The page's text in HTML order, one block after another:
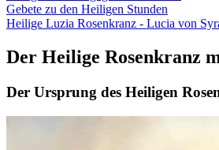
Gebete zu den Heiligen Stunden
Heilige Luzia Rosenkranz - Lucia von
Der Heilige Rosenkranz
Der Ursprung des Heiligen